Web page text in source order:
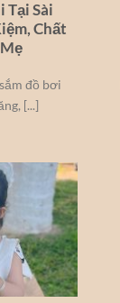
Tại Sài
Chất
đồ bơi
[...]